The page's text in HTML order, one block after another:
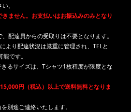
。
ません。お支払いはお振込みのみとなり
配達員からの受取りは不要となります。
より配達状況は厳重に管理され、TELと
です。
るサイズは、Tシャツ1枚程度が限度とな
円（税込）以上で送料無料となりま
別途ご連絡いたします。